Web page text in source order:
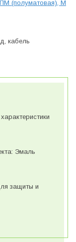
(полуматовая), М
кабель
Эмаль
защиты и